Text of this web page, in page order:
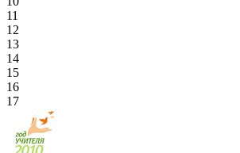
11
12
13
14
15
16
17